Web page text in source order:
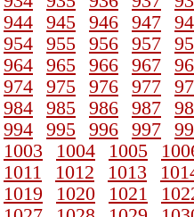
944
945 946 947
954
955 956 957
964
965 966 967
974
975 976 977
984
985 986 987
994
995 996 997
1003
1004 1005
1011
1012 1013
1019
1020 1021